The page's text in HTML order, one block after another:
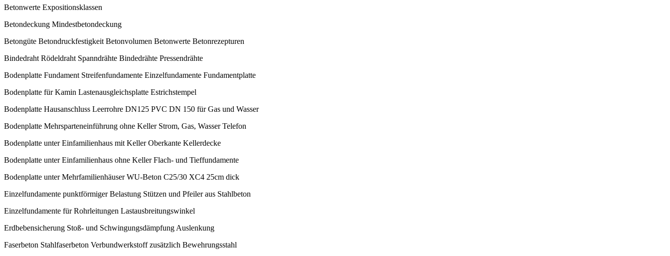
Betonwerte Expositionsklassen
Betondeckung Mindestbetondeckung
Betongüte Betondruckfestigkeit Betonvolumen Betonwerte Betonrezepturen
Bindedraht Rödeldraht Spanndrähte Bindedrähte Pressendrähte
Bodenplatte Fundament Streifenfundamente Einzelfundamente Fundamentplatte
Bodenplatte für Kamin Lastenausgleichsplatte Estrichstempel
Bodenplatte Hausanschluss Leerrohre DN125 PVC DN 150 für Gas und Wasser
Bodenplatte Mehrsparteneinführung ohne Keller Strom, Gas, Wasser Telefon
Bodenplatte unter Einfamilienhaus mit Keller Oberkante Kellerdecke
Bodenplatte unter Einfamilienhaus ohne Keller Flach- und Tieffundamente
Bodenplatte unter Mehrfamilienhäuser WU-Beton C25/30 XC4 25cm dick
Einzelfundamente punktförmiger Belastung Stützen und Pfeiler aus Stahlbeton
Einzelfundamente für Rohrleitungen Lastausbreitungswinkel
Erdbebensicherung Stoß- und Schwingungsdämpfung Auslenkung
Faserbeton Stahlfaserbeton Verbundwerkstoff zusätzlich Bewehrungsstahl